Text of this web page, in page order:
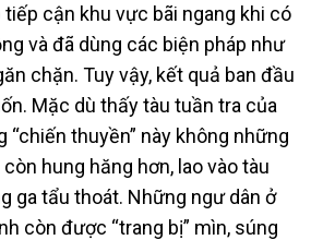
cận khu vực bãi ngang khi có
và đã dùng các biện pháp như
chặn. Tuy vậy, kết quả ban đầu
Mặc dù thấy tàu tuần tra của
“chiến thuyền” này không những
hung hăng hơn, lao vào tàu
ga tẩu thoát. Những ngư dân ở
còn được “trang bị” mìn, súng